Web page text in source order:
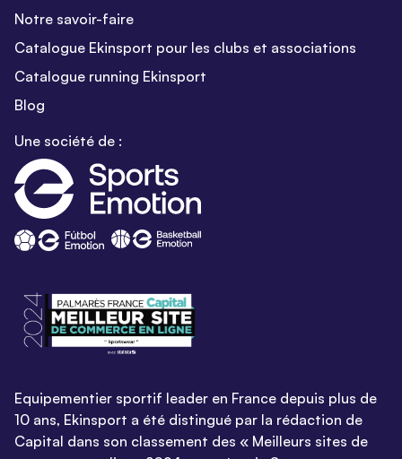
Notre savoir-faire
Catalogue Ekinsport pour les clubs et associations
Catalogue running Ekinsport
Blog
Une société de :
Equipementier sportif leader en France depuis plus de
10 ans, Ekinsport a été distingué par la rédaction de
Capital dans son classement des « Meilleurs sites de